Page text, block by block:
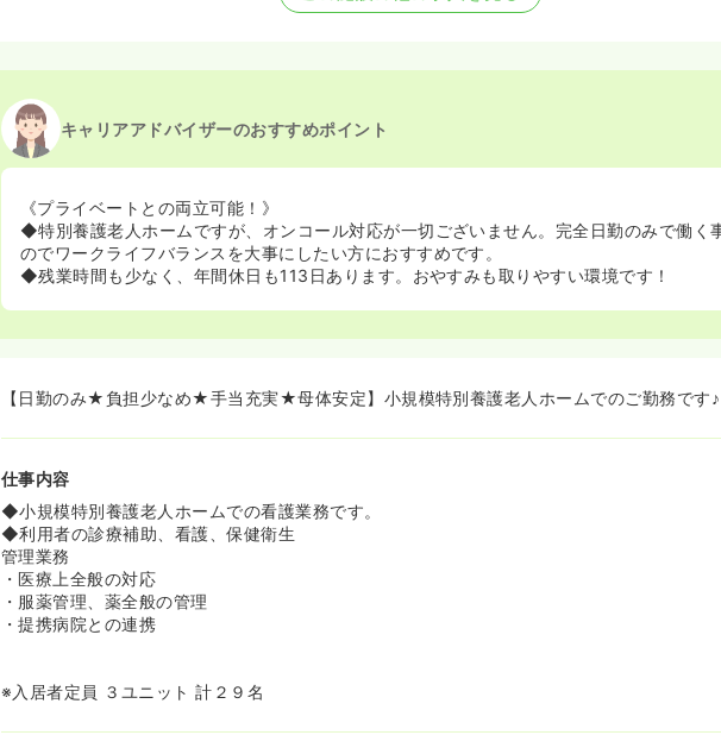
キャリアアドバイザーのおすすめポイント
《プライベートとの両立可能！》
◆特別養護老人ホームですが、オンコール対応が一切ございません。完全日勤のみで働く
のでワークライフバランスを大事にしたい方におすすめです。
◆残業時間も少なく、年間休日も113日あります。おやすみも取りやすい環境です！
【日勤のみ★負担少なめ★手当充実★母体安定】小規模特別養護老人ホームでのご勤務です♪
仕事内容
◆小規模特別養護老人ホームでの看護業務です。
◆利用者の診療補助、看護、保健衛生
管理業務
・医療上全般の対応
・服薬管理、薬全般の管理
・提携病院との連携
※入居者定員 ３ユニット 計２９名